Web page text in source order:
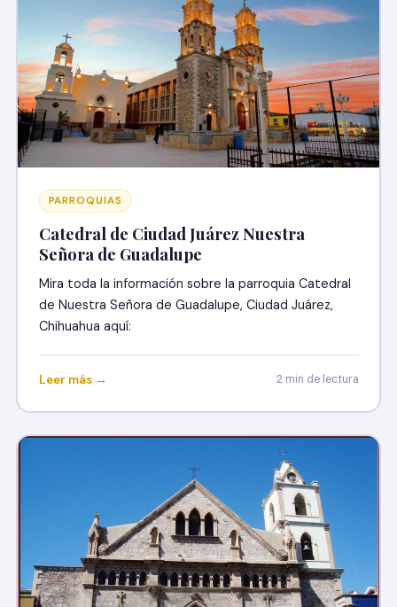
PARROQUIAS
Catedral de Ciudad Juárez Nuestra
Señora de Guadalupe
Mira toda la información sobre la parroquia Catedral
de Nuestra Señora de Guadalupe, Ciudad Juárez,
Chihuahua aquí:
Leer más → 2 min de lectura